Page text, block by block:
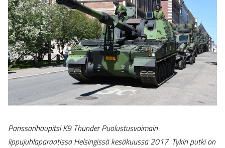
Panssarihaupitsi K9 Thunder Puolustusvoimain
lippujuhlaparaatissa Helsingissä kesäkuussa 2017. Tykin putki on